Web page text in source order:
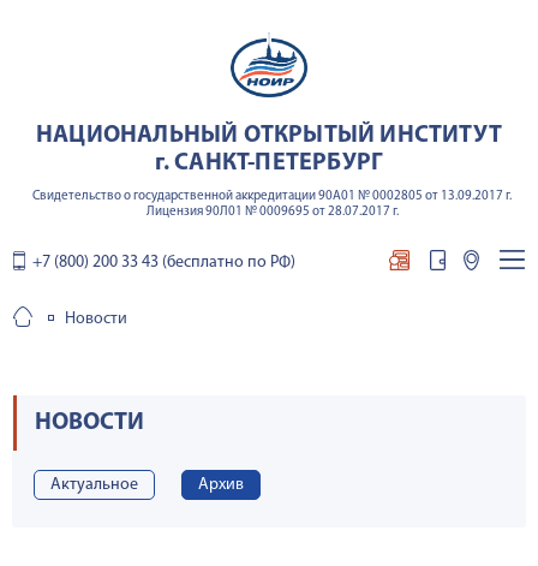
НАЦИОНАЛЬНЫЙ ОТКРЫТЫЙ ИНСТИТУТ
г. САНКТ-ПЕТЕРБУРГ
Свидетельство о государственной аккредитации 90А01 № 0002805 от 13.09.2017 г.
Лицензия 90Л01 № 0009695 от 28.07.2017 г.
+7 (800) 200 33 43 (бесплатно по РФ)
Новости
НОВОСТИ
Актуальное Архив